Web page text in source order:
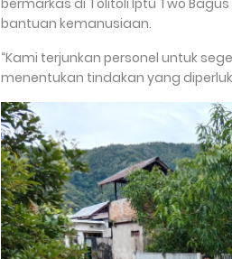
bermarkas di Tolitoli Iptu Two
bantuan kemanusiaan.
“Kami terjunkan personel untuk
menentukan tindakan yang